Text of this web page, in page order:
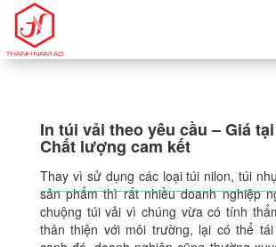
In túi vải theo yêu cầu – Giá
Chất lượng cam kết
Thay vì sử dụng các loại túi nilon, túi
sản phẩm thì rất nhiều doanh nghiệp
chuộng túi vải vì chúng vừa có tính
thân thiện với môi trường, lại có thể